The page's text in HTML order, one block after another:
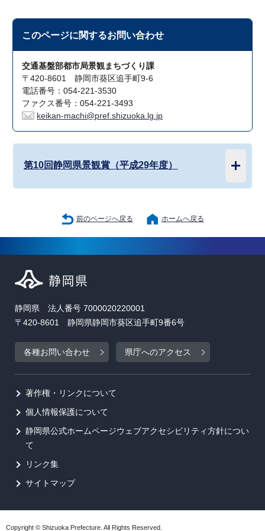
このページに関するお問い合わせ
交通基盤部都市局景観まちづくり課
〒420-8601 静岡市葵区追手町9-6
電話番号：054-221-3530
ファクス番号：054-221-3493
keikan-machi@pref.shizuoka.lg.jp
第10回静岡県景観賞（平成29年度）
前のページへ戻る ホームへ戻る
静岡県 法人番号 7000020220001
〒420-8601 静岡県静岡市葵区追手町9番6号
各種お問い合わせ 県庁へのアクセス
著作権・リンクについて
個人情報保護について
静岡県公式ホームページウェブアクセシビリティ方針につい
て
リンク集
サイトマップ
Copyright © Shizuoka Prefecture. All Rights Reserved.